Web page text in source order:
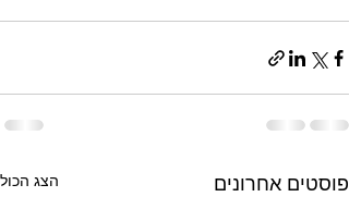
פוסטים אחרונים הצג הכול